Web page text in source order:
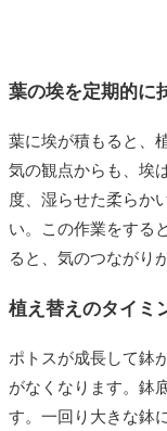
葉の埃を定期的に
葉に埃が積もると、
気の観点からも、埃
度、湿らせた柔らか
い。この作業をする
ると、気のつながり
植え替えのタイミ
ポトスが成長して鉢
がなくなります。鉢
す。一回り大きな鉢